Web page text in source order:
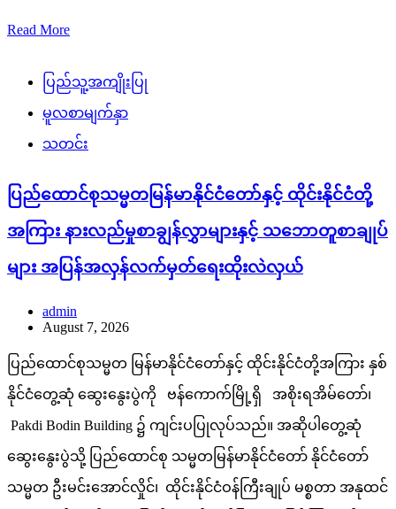
Read More
ပြည်သူ့အကျိုးပြု
မူလစာမျက်နှာ
သတင်း
ပြည်ထောင်စုသမ္မတမြန်မာနိုင်ငံတော်နှင့် ထိုင်းနိုင်ငံတို့
အကြား နားလည်မှုစာချွန်လွှာများနှင့် သဘောတူစာချုပ်
များ အပြန်အလှန်လက်မှတ်ရေးထိုးလဲလှယ်
admin
August 7, 2026
ပြည်ထောင်စုသမ္မတ မြန်မာနိုင်ငံတော်နှင့် ထိုင်းနိုင်ငံတို့အကြား နှစ်
နိုင်ငံတွေ့ဆုံ ဆွေးနွေးပွဲကို ဗန်ကောက်မြို့ရှိ အစိုးရအိမ်တော်၊
Pakdi Bodin Building ၌ ကျင်းပပြုလုပ်သည်။ အဆိုပါတွေ့ဆုံ
ဆွေးနွေးပွဲသို့ ပြည်ထောင်စု သမ္မတမြန်မာနိုင်ငံတော် နိုင်ငံတော်
သမ္မတ ဦးမင်းအောင်လှိုင်၊ ထိုင်းနိုင်ငံဝန်ကြီးချုပ် မစ္စတာ အနုထင်